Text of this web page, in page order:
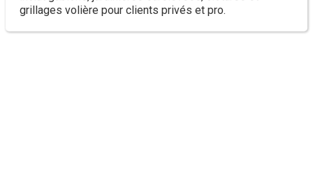
grillages volière pour clients privés et pro.